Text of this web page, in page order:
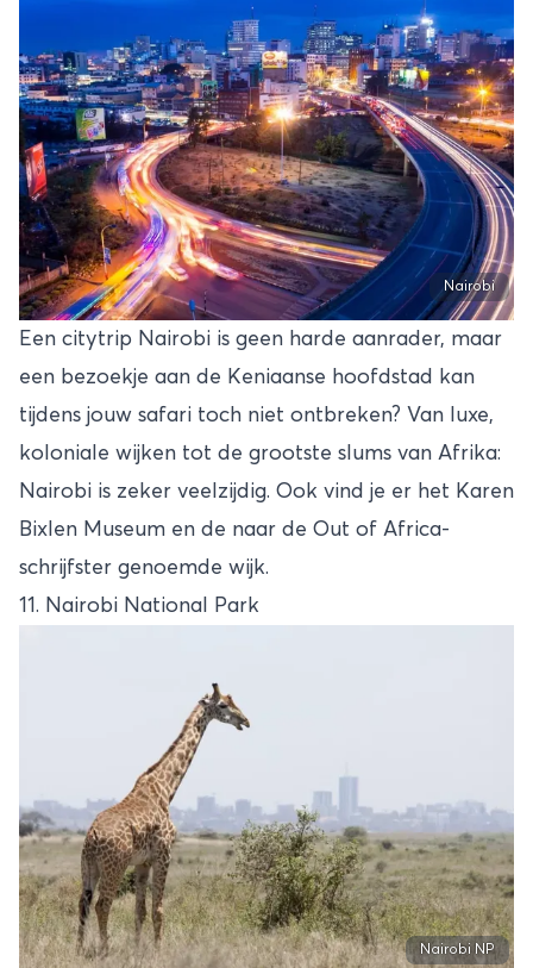
Nairobi
Een citytrip Nairobi is geen harde aanrader, maar
een bezoekje aan de Keniaanse hoofdstad kan
tijdens jouw safari toch niet ontbreken? Van luxe,
koloniale wijken tot de grootste slums van Afrika:
Nairobi is zeker veelzijdig. Ook vind je er het Karen
Bixlen Museum en de naar de Out of Africa-
schrijfster genoemde wijk.
11. Nairobi National Park
Nairobi NP